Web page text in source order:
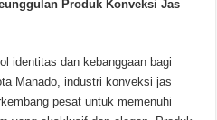
Produk Konveksi Jas
identitas dan kebanggaan bagi
Manado, industri konveksi jas
pesat untuk memenuhi